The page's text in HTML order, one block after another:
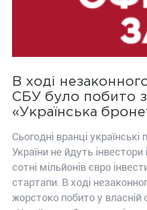
В ході
СБУ було побито
«Українська
Сьогодні вранці
України не йдуть
сотні мільйонів євро
стартапи. В ході
жорстоко побито у